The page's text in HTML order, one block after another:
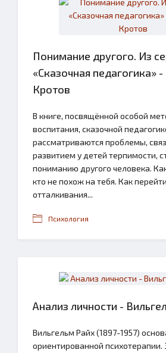
Понимание другого. Из
«Сказочная педагогика»
Кротов
В книге, посвящённой особой
воспитания, сказочной
рассматриваются проблемы,
развитием у детей терпимости,
пониманию другого человека.
кто не похож на тебя. Как
отталкивания...
Психология
Анализ личности -
Вильгельм Райх (1897-1957)
ориентированной психотерапии.